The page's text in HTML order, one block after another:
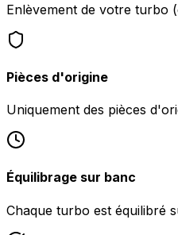
Enlèvement de votre turbo
Pièces d'origine
Uniquement des pièces
Équilibrage sur banc
Chaque turbo est équilibré